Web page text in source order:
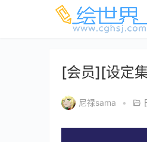
[会员][设定
尼禄sama •